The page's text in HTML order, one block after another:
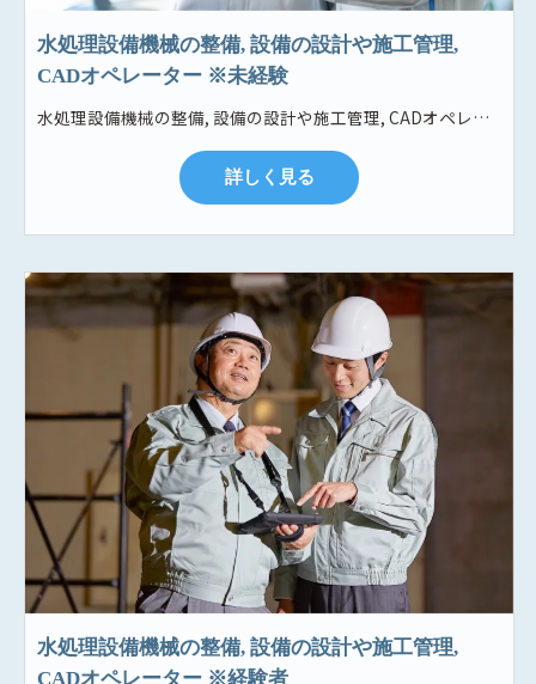
水処理設備機械の整備, 設備の設計や施工管理,
CADオペレーター ※未経験
水処理設備機械の整備, 設備の設計や施工管理, CADオペレーター
詳しく見る
水処理設備機械の整備, 設備の設計や施工管理,
CADオペレーター ※経験者